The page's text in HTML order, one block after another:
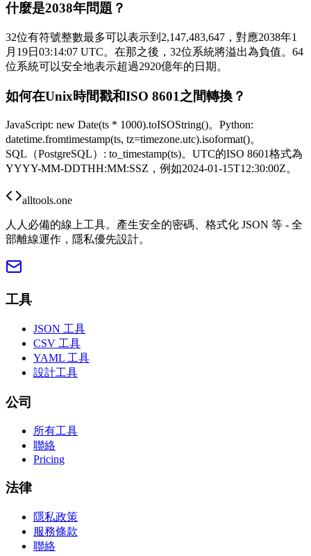
什麼是2038年問題？
32位有符號整數最多可以表示到2,147,483,647，對應2038年1
月19日03:14:07 UTC。在那之後，32位系統將溢出為負值。64
位系統可以安全地表示超過2920億年的日期。
如何在Unix時間戳和ISO 8601之間轉換？
JavaScript: new Date(ts * 1000).toISOString()。Python:
datetime.fromtimestamp(ts, tz=timezone.utc).isoformat()。
SQL（PostgreSQL）: to_timestamp(ts)。UTC的ISO 8601格式為
YYYY-MM-DDTHH:MM:SSZ，例如2024-01-15T12:30:00Z。
alltools.one
人人必備的線上工具。產生安全的密碼、格式化 JSON 等 - 全
部離線運作，隱私優先設計。
工具
JSON 工具
CSV 工具
YAML 工具
設計工具
公司
所有工具
聯絡
Pricing
法律
隱私政策
服務條款
聯絡